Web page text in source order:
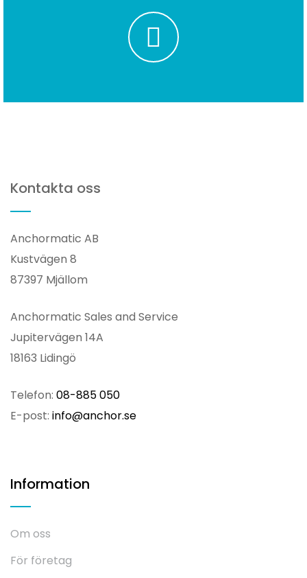
Kontakta oss
Anchormatic AB
Kustvägen 8
87397 Mjällom
Anchormatic Sales and Service
Jupitervägen 14A
18163 Lidingö
Telefon: 08-885 050
E-post: info@anchor.se
Information
Om oss
För företag